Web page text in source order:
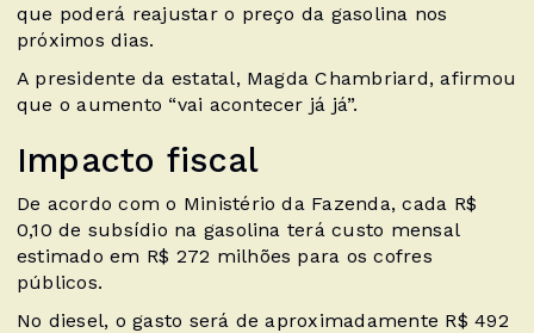
que poderá reajustar o preço da gasolina nos
próximos dias.
A presidente da estatal, Magda Chambriard, afirmou
que o aumento “vai acontecer já já”.
Impacto fiscal
De acordo com o Ministério da Fazenda, cada R$
0,10 de subsídio na gasolina terá custo mensal
estimado em R$ 272 milhões para os cofres
públicos.
No diesel, o gasto será de aproximadamente R$ 492